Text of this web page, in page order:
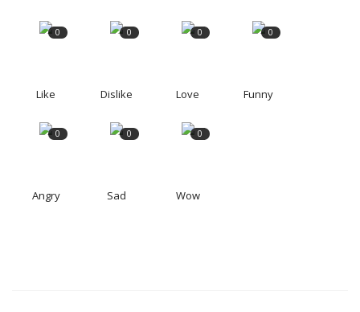
0
Like
0
Dislike
0
Love
0
Funny
0
Angry
0
Sad
0
Wow